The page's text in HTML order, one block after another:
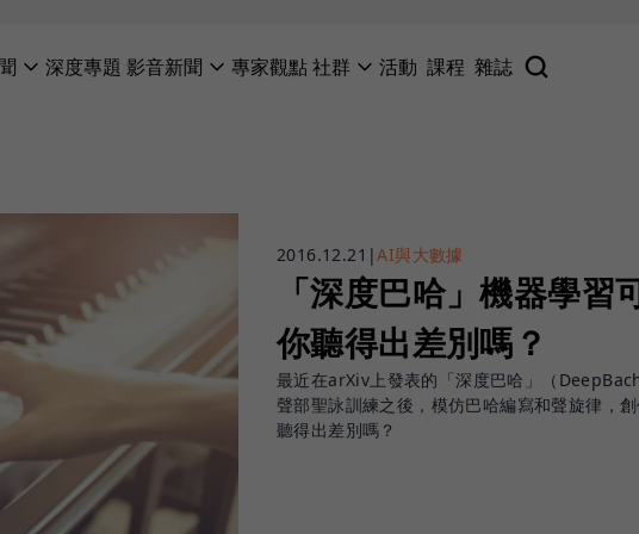
深度專題 影音新聞 專家觀點社群 活動 課程 雜誌
2016.12.21 |AI與大數據
「深度巴哈」機器學習
你聽得出差別嗎？
最近在arXiv上發表的「深度巴哈」（
聲部聖詠訓練之後，模仿巴哈編寫和聲旋律，
聽得出差別嗎？